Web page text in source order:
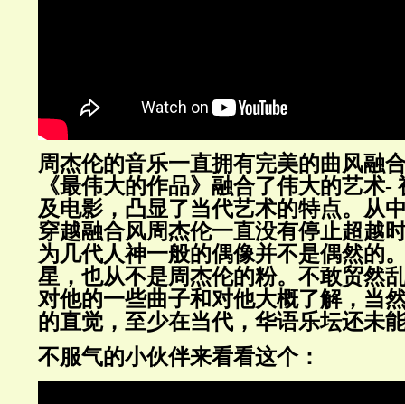
周杰伦的音乐一直拥有完美的曲风融
《最伟大的作品》融合了伟大的艺术-
及电影，凸显了当代艺术的特点。从
穿越融合风周杰伦一直没有停止超越
为几代人神一般的偶像并不是偶然的
星，也从不是周杰伦的粉。不敢贸然
对他的一些曲子和对他大概了解，当
的直觉，至少在当代，华语乐坛还未
不服气的小伙伴来看看这个：